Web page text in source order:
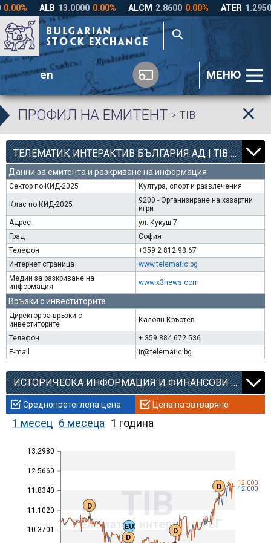
en МЕНЮ
ПРОФИЛ НА ЕМИТЕНТ-> TIB
ТЕЛЕМАТИК ИНТЕРАКТИВ БЪЛГАРИЯ АД | TIB | 12
Данни за емитента и разкриване на информация
Сектор по КИД-2025 Култура, спорт и развлечения
Клас по КИД-2025
9200 - Организиране на хазартни
игри
Адрес
ул. Кукуш 7
Град
София
Телефон
+359 2 812 93 67
Интернет страница
www.telematic.bg
Медии за разкриване на
информация
www.x3news.com
Връзки с инвеститорите
Директор за връзки с
инвеститорите
Калоян Кръстев
Телефон
+ 359 884 672 536
E-mail
ir@telematic.bg
ИСТОРИЧЕСКА ИНФОРМАЦИЯ И ФИНАНСОВИ КОЕФИЦИЕНТИ
Среднопретеглена цена Цена на затваряне
1 месец 6 месеца 1 година
10.3701
11.1020
11.8340
12.5660
13.2980
TIB
Телематик интерактив БГ
12.000
12.000
D
D
EU
D
D